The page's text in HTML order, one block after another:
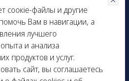
соокіe-файлы и другие
Вам в навигации, а
лучшего
и анализа
продуктов и услуг.
сайт, вы соглашаетесь
информация, касающаяся
наличия на складе, стоимости
характер и ни при каких
офертой, определяемой
Гражданского кодекса РФ.